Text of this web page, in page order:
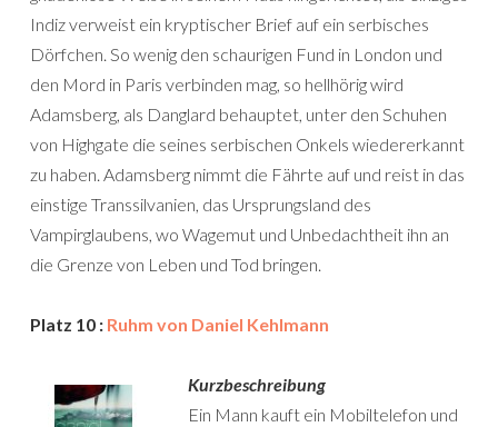
Indiz verweist ein kryptischer Brief auf ein serbisches
Dörfchen. So wenig den schaurigen Fund in London und
den Mord in Paris verbinden mag, so hellhörig wird
Adamsberg, als Danglard behauptet, unter den Schuhen
von Highgate die seines serbischen Onkels wiedererkannt
zu haben. Adamsberg nimmt die Fährte auf und reist in das
einstige Transsilvanien, das Ursprungsland des
Vampirglaubens, wo Wagemut und Unbedachtheit ihn an
die Grenze von Leben und Tod bringen.
Platz 10 : Ruhm von Daniel Kehlmann
Kurzbeschreibung
Ein Mann kauft ein Mobiltelefon und